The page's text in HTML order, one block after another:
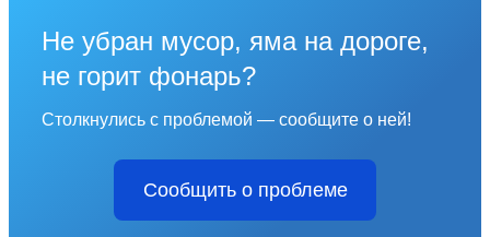
Не убран мусор, яма на дороге,
не горит фонарь?
Столкнулись с проблемой — сообщите о ней!
Сообщить о проблеме